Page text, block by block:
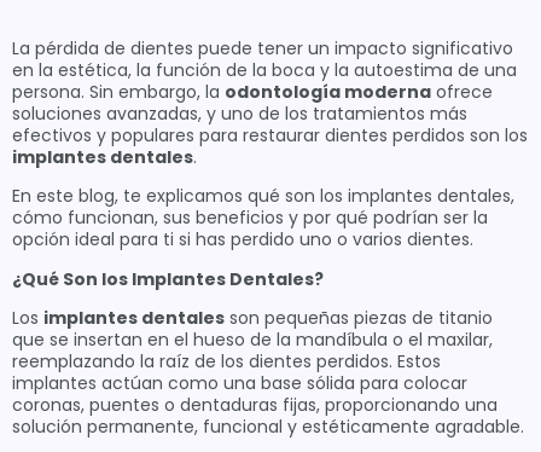
La pérdida de dientes puede tener un impacto significativo
en la estética, la función de la boca y la autoestima de una
persona. Sin embargo, la odontología moderna ofrece
soluciones avanzadas, y uno de los tratamientos más
efectivos y populares para restaurar dientes perdidos son los
implantes dentales.
En este blog, te explicamos qué son los implantes dentales,
cómo funcionan, sus beneficios y por qué podrían ser la
opción ideal para ti si has perdido uno o varios dientes.
¿Qué Son los Implantes Dentales?
Los implantes dentales son pequeñas piezas de titanio
que se insertan en el hueso de la mandíbula o el maxilar,
reemplazando la raíz de los dientes perdidos. Estos
implantes actúan como una base sólida para colocar
coronas, puentes o dentaduras fijas, proporcionando una
solución permanente, funcional y estéticamente agradable.